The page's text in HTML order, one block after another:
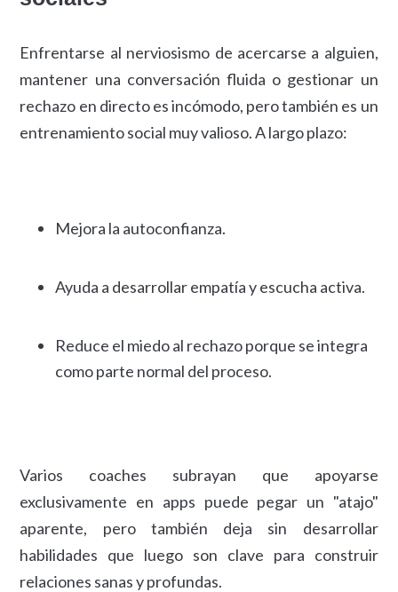
Enfrentarse al nerviosismo de acercarse a alguien,
mantener una conversación fluida o gestionar un
rechazo en directo es incómodo, pero también es un
entrenamiento social muy valioso. A largo plazo:
Mejora la autoconfianza.
Ayuda a desarrollar empatía y escucha activa.
Reduce el miedo al rechazo porque se integra
como parte normal del proceso.
Varios coaches subrayan que apoyarse
exclusivamente en apps puede pegar un "atajo"
aparente, pero también deja sin desarrollar
habilidades que luego son clave para construir
relaciones sanas y profundas.